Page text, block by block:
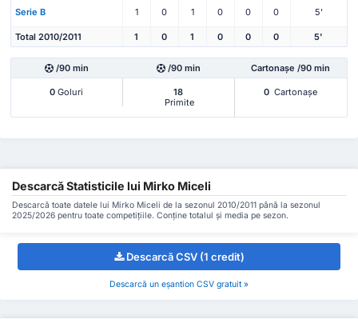
Serie B 1 0 1 0 0 0 5'
Total 2010/2011 1 0 1 0 0 0 5'
/90 min /90 min Cartonașe /90 min
0 Goluri
18
Primite
0 Cartonașe
Descarcă Statisticile lui Mirko Miceli
Descarcă toate datele lui Mirko Miceli de la sezonul 2010/2011 până la sezonul
2025/2026 pentru toate competițiile. Conține totalul și media pe sezon.
Descarcă CSV (1 credit)
Descarcă un eșantion CSV gratuit »